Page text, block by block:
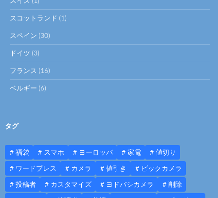
スコットランド (1)
スペイン (30)
ドイツ (3)
フランス (16)
ベルギー (6)
タグ
福袋 スマホ ヨーロッパ 家電
値切り
ワードプレス
カメラ 値引き
ビックカメラ
投稿者
カスタマイズ ヨドバシカメラ
削除